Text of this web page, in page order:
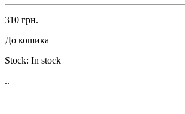
310 грн.
До кошика
Stock: In stock
..